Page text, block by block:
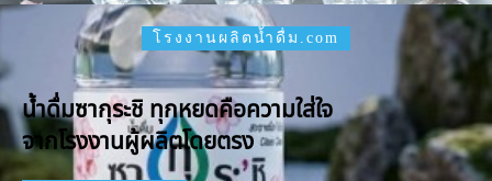
โรงงานผลิตน้ำดื่ม.com
น้ำดื่มซากุระชิ ทุกหยดคือความใส่ใจ
จากโรงงานผู้ผลิตโดยตรง